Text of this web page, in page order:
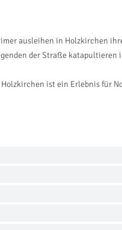
ausleihen in Holzkirchen
der Straße
ist ein Erlebnis für